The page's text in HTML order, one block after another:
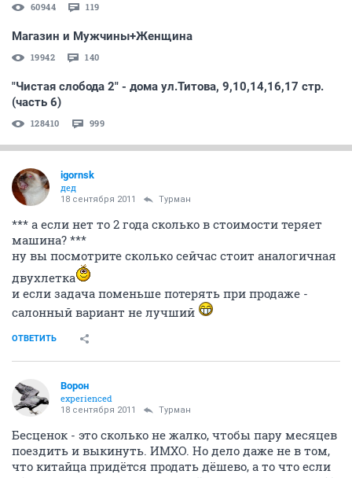
60944 119
Магазин и Мужчины+Женщина
19942 140
"Чистая слобода 2" - дома ул.Титова, 9,10,14,16,17 стр.
(часть 6)
128410 999
igornsk
дед
18 сентября 2011 Турман
*** а если нет то 2 года сколько в стоимости теряет
машина? ***
ну вы посмотрите сколько сейчас стоит аналогичная
двухлетка
и если задача поменьше потерять при продаже -
салонный вариант не лучший
ОТВЕТИТЬ
Ворон
experienced
18 сентября 2011 Турман
Бесценок - это сколько не жалко, чтобы пару месяцев
поездить и выкинуть. ИМХО. Но дело даже не в том,
что китайца придётся продать дёшево, а то что если